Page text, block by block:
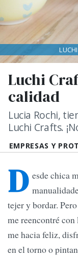
EMPRESAS Y
Luchi
calidad
Lucia Rochi,
Luchi Crafts.
D esde chica
tejer y bordar.
me reencontré con
me hacia feliz,
en el torno o